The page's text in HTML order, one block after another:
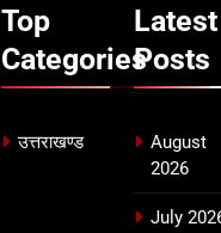
का डीएम ने किया
गुणवत्तापूर्ण निर्माण
निर्देश, सुरक्षा मानकों
Top
Categories
उत्तराखण्ड
Latest
Posts
August
2026
July